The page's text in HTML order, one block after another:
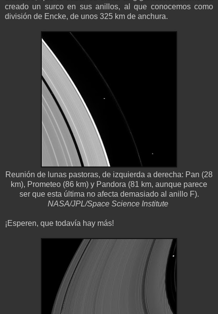
creado un surco en sus anillos, al que conocemos como
división de Encke, de unos 325 km de anchura.
Reunión de lunas pastoras, de izquierda a derecha: Pan (28
km), Prometeo (86 km) y Pandora (81 km, aunque parece
ser que esta última no afecta demasiado al anillo F).
NASA/JPL/Space Science Institute
¡Esperen, que todavía hay más!